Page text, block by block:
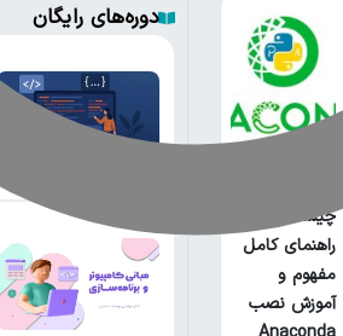
چیست؟
راهنمای کامل
مفهوم و
آموزش نصب
دوره‌های رایگان